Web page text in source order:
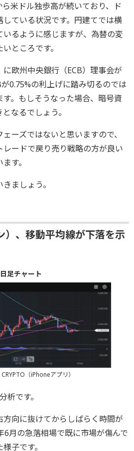
米ドル独歩高が続いており、ド
ている状況です。円建てでは横
るように感じますが、為替の変
ところです。
欧州中央銀行（ECB）理事会が
0.75%の利上げに踏み切るのでは
。もしそうなった場合、暗号資
なるでしょう。
ーズではないと思いますので、
ードで戻り売り戦略の方が良い
す。
ましょう。
）、移動平均線が下落を示
足チャート
（iPhoneアプリ）
析です。
向に抜けてからしばらく時間が
6月の急落相場で既に市場が傷んで
子です。